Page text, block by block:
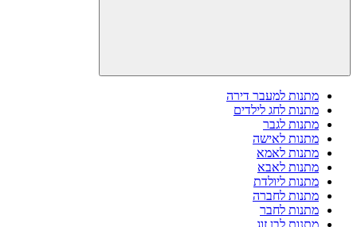
מתנות למעבר דירה
מתנות לחג לילדים
מתנות לגבר
מתנות לאישה
מתנות לאמא
מתנות לאבא
מתנות ליולדת
מתנות לחברה
מתנות לחבר
מתנות לבן זוג